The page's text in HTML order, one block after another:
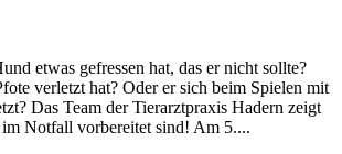
etwas gefressen hat, das er nicht sollte?
verletzt hat? Oder er sich beim Spielen mit
Das Team der Tierarztpraxis Hadern zeigt
Notfall vorbereitet sind! Am 5....